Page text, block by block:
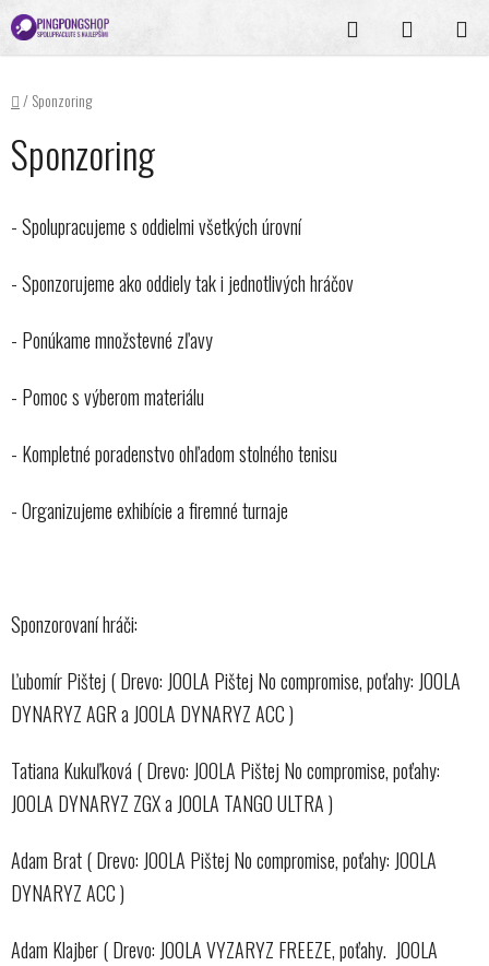
Prejsť
na
obsah
Hľadať
KOŠÍK
Domov
/Sponzoring
Sponzoring
- Spolupracujeme s oddielmi všetkých úrovní
- Sponzorujeme ako oddiely tak i jednotlivých hráčov
- Ponúkame množstevné zľavy
- Pomoc s výberom materiálu
- Kompletné poradenstvo ohľadom stolného tenisu
- Organizujeme exhibície a firemné turnaje
Sponzorovaní hráči:
Ľubomír Pištej ( Drevo: JOOLA Pištej No compromise, poťahy: JOOLA
DYNARYZ AGR a JOOLA DYNARYZ ACC )
Tatiana Kukuľková ( Drevo: JOOLA Pištej No compromise, poťahy:
JOOLA DYNARYZ ZGX a JOOLA TANGO ULTRA )
Adam Brat ( Drevo: JOOLA Pištej No compromise, poťahy: JOOLA
DYNARYZ ACC )
Adam Klajber ( Drevo: JOOLA VYZARYZ FREEZE, poťahy. JOOLA